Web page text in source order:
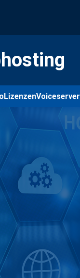
LizenzenVoiceserver